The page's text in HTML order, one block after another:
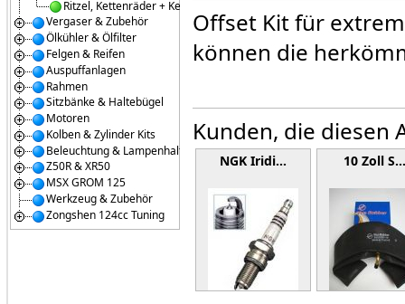
Ritzel, Kettenräder + Ketten
Vergaser & Zubehör
Ölkühler & Ölfilter
Felgen & Reifen
Auspuffanlagen
Rahmen
Sitzbänke & Haltebügel
Motoren
Kolben & Zylinder Kits
Beleuchtung & Lampenhalter
Z50R & XR50
MSX GROM 125
Werkzeug & Zubehör
Zongshen 124cc Tuning
Offset Kit für
können die
Kunden, die diesen
NGK Iridi… 10 Zoll S…